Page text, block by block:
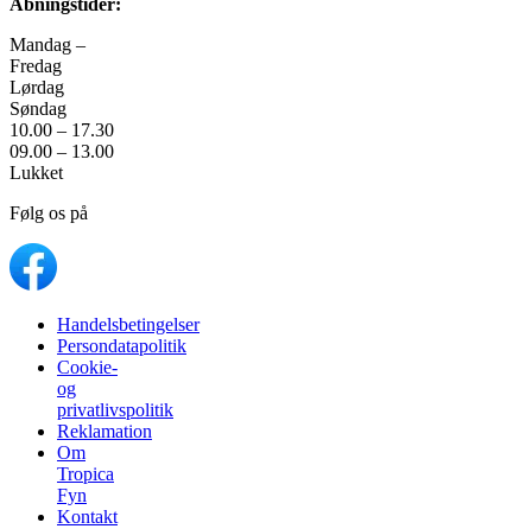
Åbningstider:
Mandag –
Fredag
Lørdag
Søndag
10.00 – 17.30
09.00 – 13.00
Lukket
Følg os på
Handelsbetingelser
Persondatapolitik
Cookie-
og
privatlivspolitik
Reklamation
Om
Tropica
Fyn
Kontakt